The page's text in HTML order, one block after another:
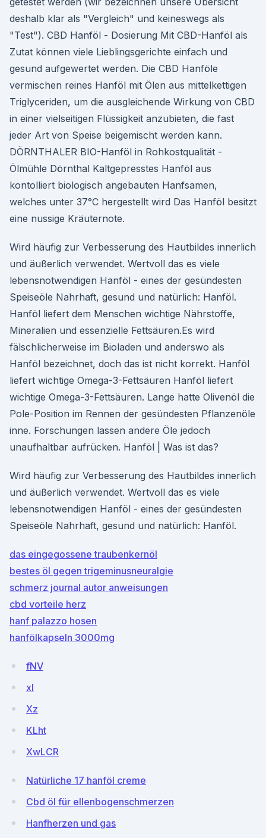
deshalb klar als "Vergleich" und keineswegs als
"Test"). CBD Hanföl - Dosierung Mit CBD-Hanföl als
Zutat können viele Lieblingsgerichte einfach und
gesund aufgewertet werden. Die CBD Hanföle
vermischen reines Hanföl mit Ölen aus mittelkettigen
Triglyceriden, um die ausgleichende Wirkung von CBD
in einer vielseitigen Flüssigkeit anzubieten, die fast
jeder Art von Speise beigemischt werden kann.
DÖRNTHALER BIO-Hanföl in Rohkostqualität -
Ölmühle Dörnthal Kaltgepresstes Hanföl aus
kontolliert biologisch angebauten Hanfsamen,
welches unter 37°C hergestellt wird Das Hanföl besitzt
eine nussige Kräuternote.
Wird häufig zur Verbesserung des Hautbildes innerlich
und äußerlich verwendet. Wertvoll das es viele
lebensnotwendigen Hanföl - eines der gesündesten
Speiseöle Nahrhaft, gesund und natürlich: Hanföl.
Hanföl liefert dem Menschen wichtige Nährstoffe,
Mineralien und essenzielle Fettsäuren.Es wird
fälschlicherweise im Bioladen und anderswo als
Hanföl bezeichnet, doch das ist nicht korrekt. Hanföl
liefert wichtige Omega-3-Fettsäuren Hanföl liefert
wichtige Omega-3-Fettsäuren. Lange hatte Olivenöl die
Pole-Position im Rennen der gesündesten Pflanzenöle
inne. Forschungen lassen andere Öle jedoch
unaufhaltbar aufrücken. Hanföl | Was ist das?
Wird häufig zur Verbesserung des Hautbildes innerlich
und äußerlich verwendet. Wertvoll das es viele
lebensnotwendigen Hanföl - eines der gesündesten
Speiseöle Nahrhaft, gesund und natürlich: Hanföl.
das eingegossene traubenkernöl
bestes öl gegen trigeminusneuralgie
schmerz journal autor anweisungen
cbd vorteile herz
hanf palazzo hosen
hanfölkapseln 3000mg
fNV
xI
Xz
KLht
XwLCR
Natürliche 17 hanföl creme
Cbd öl für ellenbogenschmerzen
Hanfherzen und gas